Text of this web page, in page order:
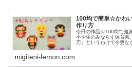
100均で簡単☆かわ
作り方
今日の作品☆100均で鬼
小学生のみならず保育園
刃」というわけで今更な
migiteni-lemon.com